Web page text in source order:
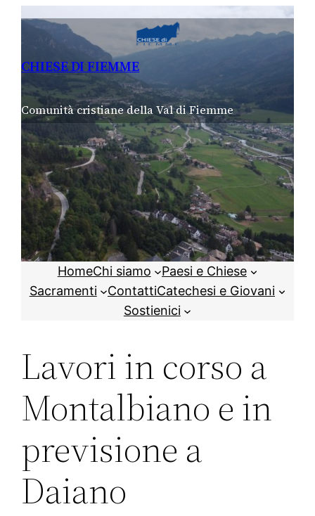
CHIESE DI FIEMME
Comunità cristiane della Val di Fiemme
HomeChi siamo
Paesi e Chiese
Sacramenti
ContattiCatechesi e Giovani
Sostienici
Lavori in corso a
Montalbiano e in
previsione a
Daiano